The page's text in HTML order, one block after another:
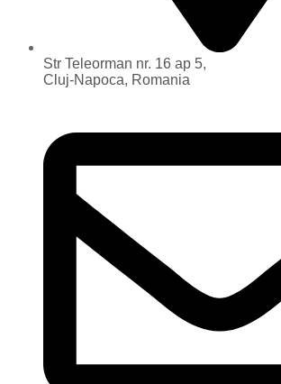
Str Teleorman nr. 16 ap 5,
Cluj-Napoca, Romania